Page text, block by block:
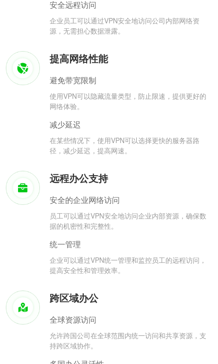
安全远程访问
企业员工可以通过VPN安全地访问公司内部网络资
源，无需担心数据泄露。
提高网络性能
避免带宽限制
使用VPN可以隐藏流量类型，防止限速，提供更好的
网络体验。
减少延迟
在某些情况下，使用VPN可以选择更快的服务器路
径，减少延迟，提高网速。
远程办公支持
安全的企业网络访问
员工可以通过VPN安全地访问企业内部资源，确保数
据的机密性和完整性。
统一管理
企业可以通过VPN统一管理和监控员工的远程访问，
提高安全性和管理效率。
跨区域办公
全球资源访问
允许跨国公司在全球范围内统一访问和共享资源，支
持跨区域协作。